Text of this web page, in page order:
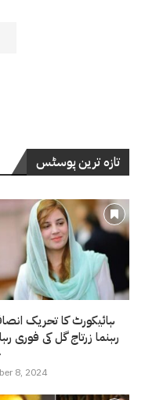
تازہ ترین پوسٹس
ہائیکورٹ کا تحریک
رہنما زرتاج گل کی فوری
8, 2024